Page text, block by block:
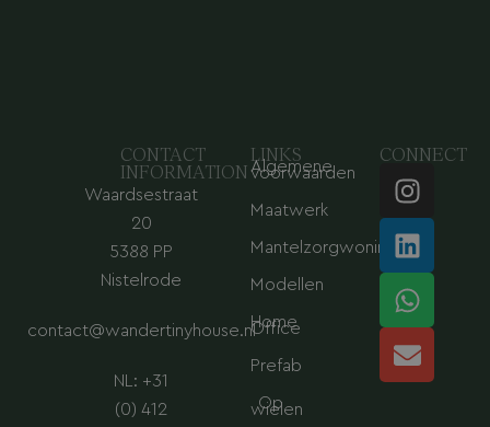
CONTACT
INFORMATION
Waardsestraat
20
5388 PP
Nistelrode
contact@wandertinyhouse.nl
NL: +31
(0) 412
LINKS
Algemene
voorwaarden
Maatwerk
Mantelzorgwoning
Modellen
Home
Office
Prefab
Op
wielen
CONNECT
I
n
s
t
a
g
r
a
L
i
n
k
e
d
i
n
W
h
a
t
s
a
p
p
E
n
v
e
l
o
p
e